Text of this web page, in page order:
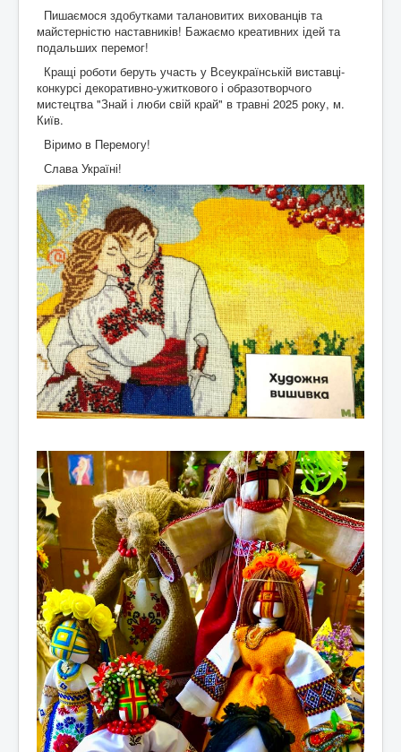
Пишаємося здобутками талановитих вихованців та
майстерністю наставників! Бажаємо креативних ідей та
подальших перемог!
Кращі роботи беруть участь у Всеукраїнській виставці-
конкурсі декоративно-ужиткового і образотворчого
мистецтва "Знай і люби свій край" в травні 2025 року, м.
Київ.
Віримо в Перемогу!
Слава Україні!